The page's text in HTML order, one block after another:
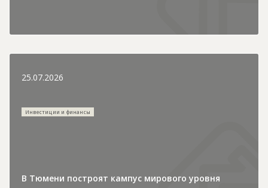
25.07.2026
Инвестиции и финансы
В Тюмени построят кампус мирового уровня